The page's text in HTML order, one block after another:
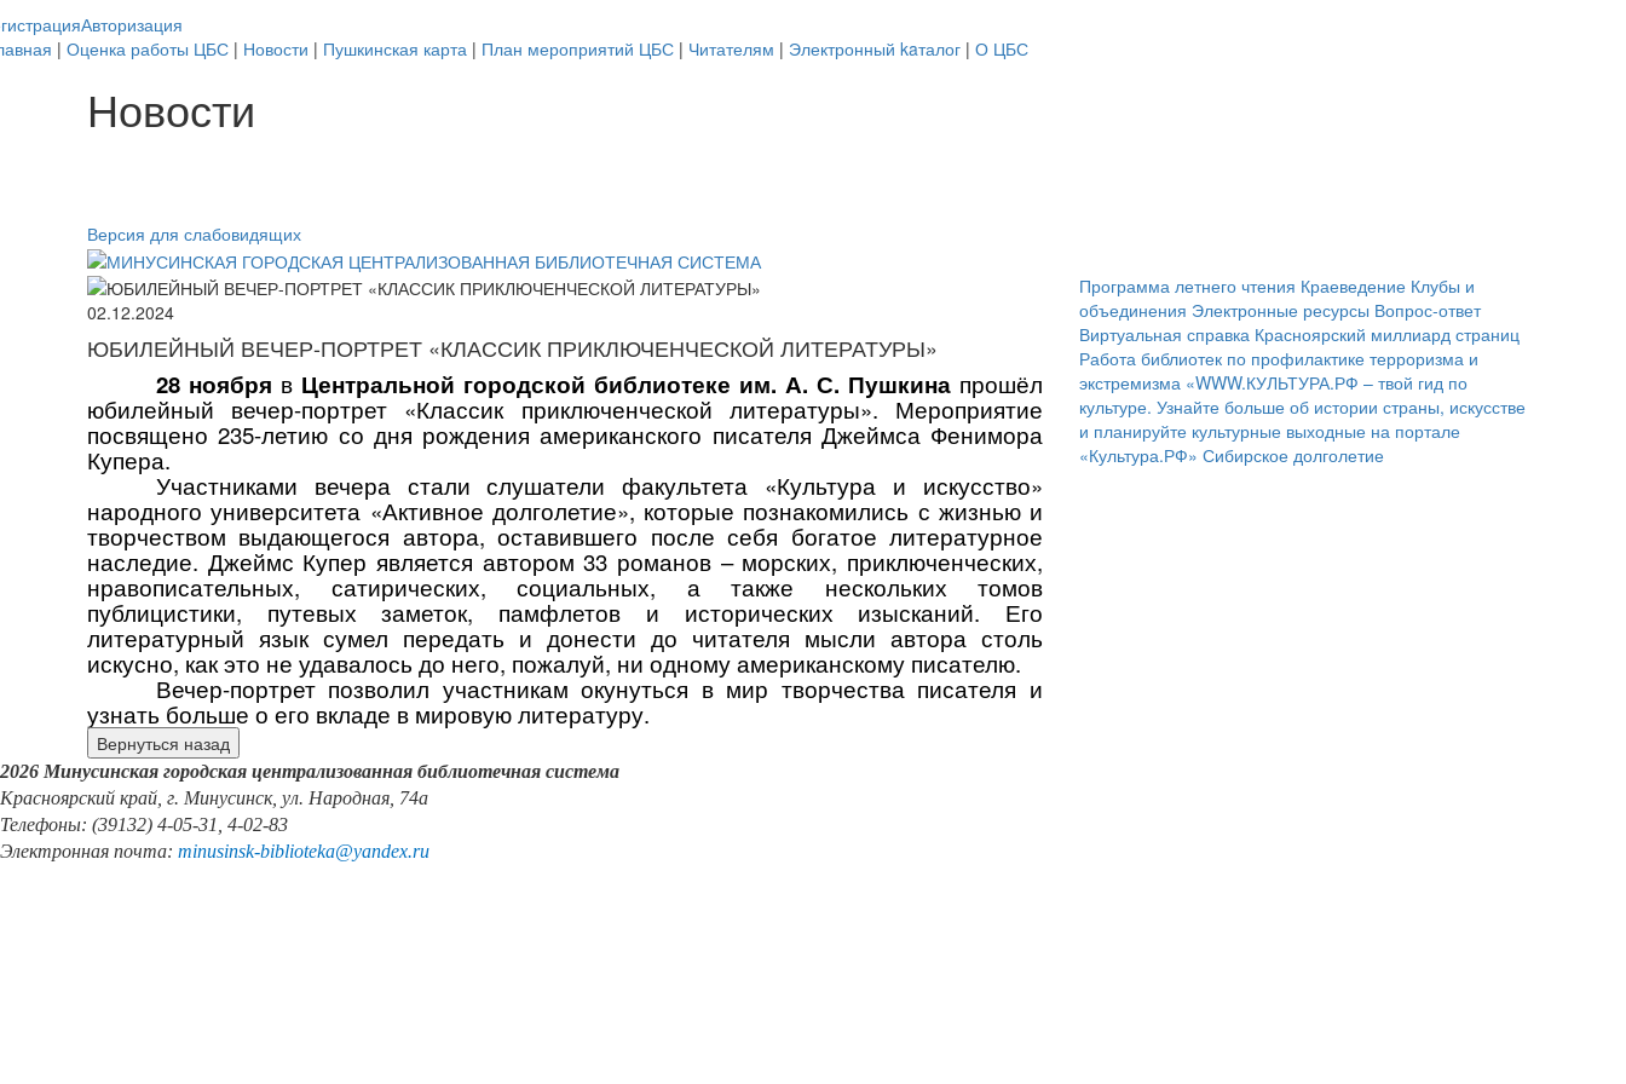
Авторизация
| Оценка работы ЦБС | Новости | Пушкинская карта | План мероприятий ЦБС | Читателям | Электронный kaталог | О ЦБС
Новости
Версия для слабовидящих
02.12.2024
ЮБИЛЕЙНЫЙ ВЕЧЕР-ПОРТРЕТ «КЛАССИК ПРИКЛЮЧЕНЧЕСКОЙ ЛИТЕРАТУРЫ»
28 ноября в Центральной городской библиотеке им. А. С. Пушкинапрошёл
юбилейный вечер-портрет «Классик приключенческой литературы». Мероприятие
посвящено 235-летию со дня рождения американского писателя Джеймса Фенимора
Купера.
Участниками вечера стали слушатели факультета «Культура и искусство»
народного университета «Активное долголетие», которые познакомились с жизнью и
творчеством выдающегося автора, оставившего после себя богатое литературное
наследие. Джеймс Купер является автором 33 романов – морских, приключенческих,
нравописательных, сатирических, социальных, а также нескольких томов
публицистики, путевых заметок, памфлетов и исторических изысканий. Его
литературный язык сумел передать и донести до читателя мысли автора столь
искусно, как это не удавалось до него, пожалуй, ни одному американскому писателю.
Вечер-портрет позволил участникам окунуться в мир творчества писателя и
узнать больше о его вкладе в мировую литературу.
Программа летнего чтения Краеведение Клубы и
объединения Электронные ресурсы Вопрос-ответ
Виртуальная справка Красноярский миллиард страниц
Работа библиотек по профилактике терроризма и
экстремизма «WWW.КУЛЬТУРА.РФ – твой гид по
культуре. Узнайте больше об истории страны, искусстве
и планируйте культурные выходные на портале
«Культура.РФ» Сибирское долголетие
2026 Минусинская городская централизованная библиотечная система
Красноярский край, г. Минусинск, ул. Народная, 74а
Телефоны: (39132) 4-05-31, 4-02-83
Электронная почта: minusinsk-biblioteka@yandex.ru